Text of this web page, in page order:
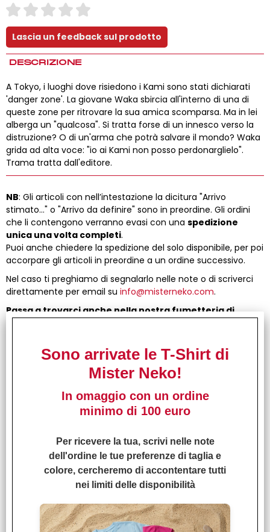
DESCRIZIONE
A Tokyo, i luoghi dove risiedono i Kami sono stati dichiarati
'danger zone'. La giovane Waka sbircia all'interno di una di
queste zone per ritrovare la sua amica scomparsa. Ma in lei
alberga un "qualcosa". Si tratta forse di un innesco verso la
distruzione? O di un'arma che potrà salvare il mondo? Waka
grida ad alta voce: "io ai Kami non posso perdonarglielo".
Trama tratta dall'editore.
NB: Gli articoli con nell’intestazione la dicitura "Arrivo
stimato..." o "Arrivo da definire" sono in preordine. Gli ordini
che li contengono verranno evasi con una spedizione
unica una volta completi.
Puoi anche chiedere la spedizione del solo disponibile, per poi
accorpare gli articoli in preordine a un ordine successivo.
Nel caso ti preghiamo di segnalarlo nelle note o di scriverci
direttamente per email su info@misterneko.com.
Passa a trovarci anche nella nostra fumetteria di
…e se questo articolo ti è piaciuto particolarmente, non
dimenticare di lasciare un feedback e il tuo commento!
I CLIENTI CHE HANNO ACQUISTATO QUESTO
PRODOTTO, HANNO SCELTO ANCHE QUESTI
Sono arrivate le T-Shirt di
Mister Neko!
In omaggio con un ordine
minimo di 100 euro
Per ricevere la tua, scrivi nelle note
dell'ordine le tue preferenze di taglia e
colore, cercheremo di accontentare tutti
nei limiti delle disponibilità